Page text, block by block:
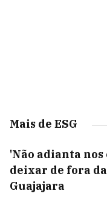
Mais de ESG
'Não adianta
deixar de fora
Guajajara